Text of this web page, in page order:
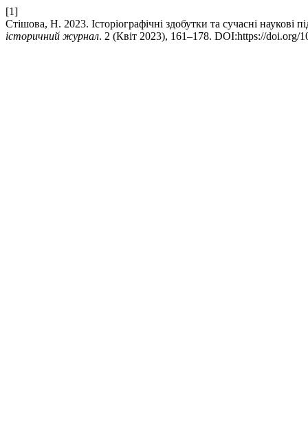
[1]
Стішова, Н. 2023. Історіографічні здобутки та сучасні наукові
історичний журнал. 2 (Квіт 2023), 161–178. DOI:https://doi.org/